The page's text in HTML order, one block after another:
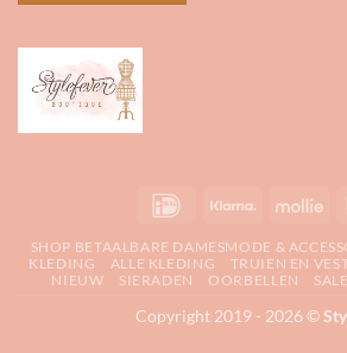
IDeal Klarna
SHOP BETAALBARE DAMESMODE &
KLEDING
ALLE KLEDING TRUIEN EN
NIEUW
SIERADEN OORBELLEN SALE
Copyright 2019 - 2026 ©